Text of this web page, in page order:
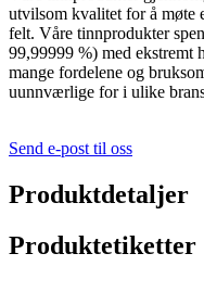
utvilsom kvalitet for å møte
felt. Våre tinnprodukter
99,99999 %) med ekstremt
mange fordelene og
uunnværlige for i ulike
Send e-post til oss
Produktdetaljer
Produktetiketter